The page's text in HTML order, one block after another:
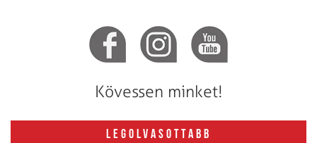
Kövessen minket!
LEGOLVASOTTABB